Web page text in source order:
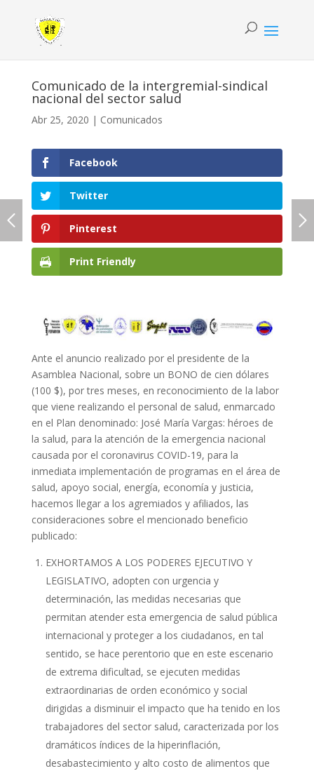
Comunicado de la intergremial-sindical
nacional del sector salud
Abr 25, 2020 | Comunicados
Facebook
Twitter
Pinterest
Print Friendly
Ante el anuncio realizado por el presidente de la
Asamblea Nacional, sobre un BONO de cien dólares
(100 $), por tres meses, en reconocimiento de la labor
que viene realizando el personal de salud, enmarcado
en el Plan denominado: José María Vargas: héroes de
la salud, para la atención de la emergencia nacional
causada por el coronavirus COVID-19, para la
inmediata implementación de programas en el área de
salud, apoyo social, energía, economía y justicia,
hacemos llegar a los agremiados y afiliados, las
consideraciones sobre el mencionado beneficio
publicado:
EXHORTAMOS A LOS PODERES EJECUTIVO Y
LEGISLATIVO, adopten con urgencia y
determinación, las medidas necesarias que
permitan atender esta emergencia de salud pública
internacional y proteger a los ciudadanos, en tal
sentido, se hace perentorio que en este escenario
de extrema dificultad, se ejecuten medidas
extraordinarias de orden económico y social
dirigidas a disminuir el impacto que ha tenido en los
trabajadores del sector salud, caracterizada por los
dramáticos índices de la hiperinflación,
desabastecimiento y alto costo de alimentos que